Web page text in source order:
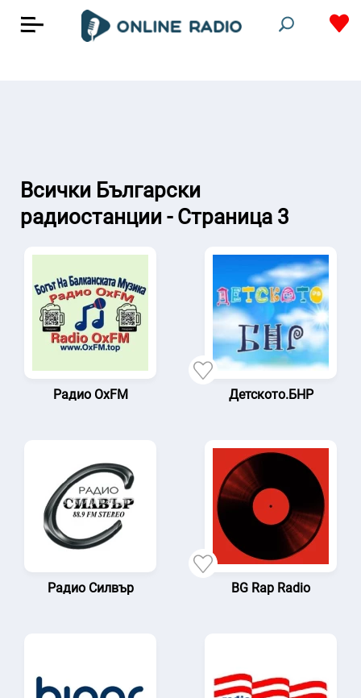
Всички Български
радиостанции - Страница 3
Радио OxFM Детското.БНР
Радио Силвър BG Rap Radio